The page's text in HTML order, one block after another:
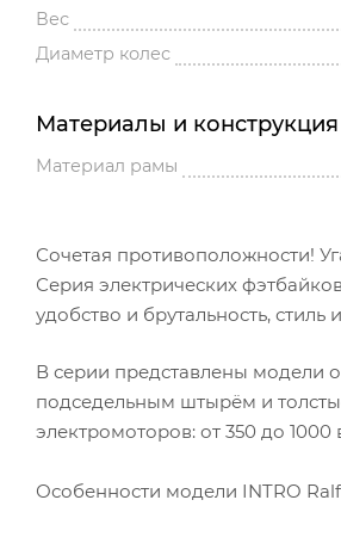
Вес
Диаметр колес
Материалы и конструкция
Материал рамы
Сочетая противоположности!
Серия электрических
удобство и брутальность,
В серии представлены модели
подседельным штырём и
электромоторов: от 350 до 1000
Особенности модели INTRO